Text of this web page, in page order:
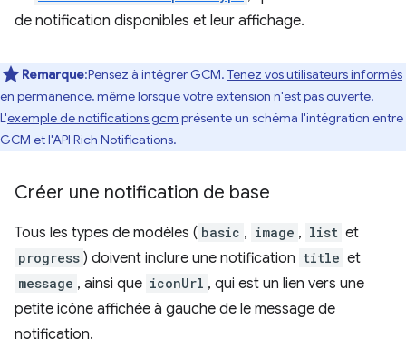
de notification disponibles et leur affichage.
Remarque:Pensez à intégrer GCM. Tenez vos utilisateurs informés
en permanence, même lorsque votre extension n'est pas ouverte.
L'exemple de notifications gcm présente un schéma l'intégration entre
GCM et l'API Rich Notifications.
Créer une notification de base
Tous les types de modèles ( basic , image , list et
progress ) doivent inclure une notification title et
message , ainsi que iconUrl , qui est un lien vers une
petite icône affichée à gauche de le message de
notification.